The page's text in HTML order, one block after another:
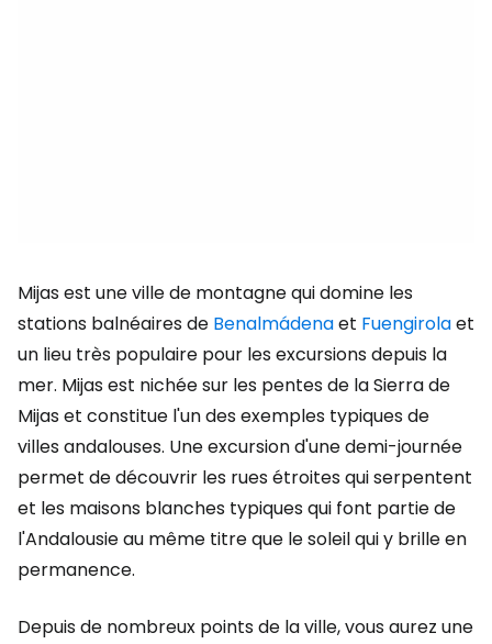
Mijas est une ville de montagne qui domine les
stations balnéaires de Benalmádenaet Fuengirolaet
un lieu très populaire pour les excursions depuis la
mer. Mijas est nichée sur les pentes de la Sierra de
Mijas et constitue l'un des exemples typiques de
villes andalouses. Une excursion d'une demi-journée
permet de découvrir les rues étroites qui serpentent
et les maisons blanches typiques qui font partie de
l'Andalousie au même titre que le soleil qui y brille en
permanence.
Depuis de nombreux points de la ville, vous aurez une